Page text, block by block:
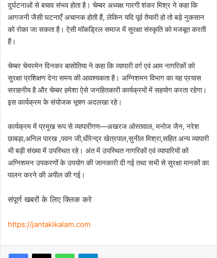
दुर्घटनाओं से बचाव संभव होता है। चेम्बर अध्यक्ष गारगी शंकर मिश्र ने कहा कि
आगजनी जैसी घटनाएँ अचानक होती हैं, लेकिन यदि पूर्व तैयारी हो तो बड़े नुकसान
को रोका जा सकता है। ऐसी मॉकड्रिल समाज में सुरक्षा संस्कृति को मजबूत करती
हैं।
चेम्बर चेयरमेन दिनकर बासोतिया ने कहा कि व्यापारी वर्ग एवं आम नागरिकों को
सुरक्षा प्रशिक्षण देना समय की आवश्यकता है। अग्निशमन विभाग का यह प्रयास
सराहनीय है और चेम्बर हमेशा ऐसे जनहितकारी कार्यक्रमों में सहयोग करता रहेगा।
इस कार्यक्रम के संयोजक भूषण अदलखा रहे।
कार्यक्रम में प्रमुख रूप से व्यापारीगण—अखरज ओस्तवाल, मनोज जैन, नरेश
छाबड़ा,अनिल पारख ,पवन जी,धीरेन्द्र खेत्रपाल,सुनील मिश्रा,सहित अन्य व्यापारी
भी बड़ी संख्या में उपस्थित रहे। अंत में उपस्थित नागरिकों एवं व्यापारियों को
अग्निशमन उपकरणों के उपयोग की जानकारी दी गई तथा सभी से सुरक्षा मानकों का
पालन करने की अपील की गई।
संपूर्ण खबरों के लिए क्लिक करे
https://jantakikalam.com
Facebook
X WhatsAppTelegram